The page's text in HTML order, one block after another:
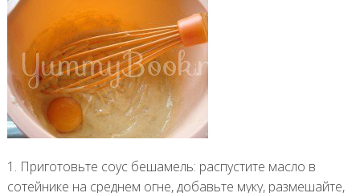
1. Приготовьте соус бешамель: распустите масло в
сотейнике на среднем огне, добавьте муку, размешайте,